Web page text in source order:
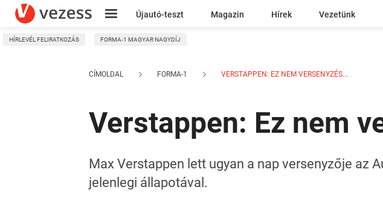
Újautó-teszt Magazin Hírek Vezetünk
Kresz
HÍRLEVÉL FELIRATKOZÁS FORMA-1 MAGYAR NAGYDÍJ
CÍMOLDAL FORMA-1 VERSTAPPEN: EZ NEM VERSENYZÉS...
Verstappen: Ez nem
Max Verstappen lett ugyan a nap versenyzője az
jelenlegi állapotával.